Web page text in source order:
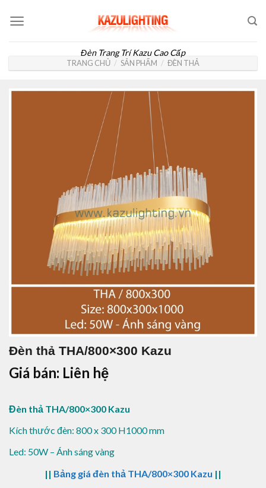
Đèn Trang Trí Kazu Cao Cấp
TRANG CHỦ / SẢN PHẨM / ĐÈN THẢ
Đèn thả THA/800×300 Kazu
Giá bán: Liên hệ
Đèn thả THA/800×300 Kazu
Kích thước đèn: 800 x 300 H1000 mm
Led: 50W – Ánh sáng vàng
|| Bảng giá đèn thả THA/800×300 Kazu ||